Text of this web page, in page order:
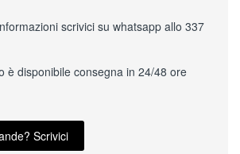
scrivici su whatsapp allo 337
è disponibile consegna in 24/48 ore
Scrivici